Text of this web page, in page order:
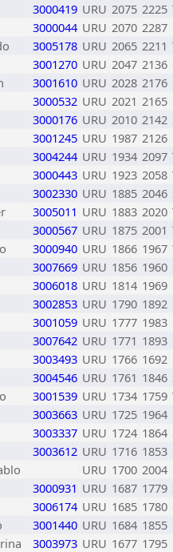
3000419 URU 2075 2225
3000044 URU 2070 2287
3005178 URU 2065 2211
3001270 URU 2047 2136
3001610 URU 2028 2176
3000532 URU 2021 2165
3000176 URU 2010 2142
3001245 URU 1987 2126
3004244 URU 1934 2097
3000443 URU 1923 2058
3002330 URU 1885 2046
3005011 URU 1883 2020
3000567 URU 1875 2001
3000940 URU 1866 1967
3007669 URU 1856 1960
3006018 URU 1814 1969
3002853 URU 1790 1892
3001059 URU 1777 1983
3007642 URU 1771 1893
3003493 URU 1766 1692
3004546 URU 1761 1846
3001539 URU 1734 1759
3003663 URU 1725 1964
3003337 URU 1724 1864
3003612 URU 1716 1853
URU 1700 2004
3000931 URU 1687 1779
3006174 URU 1685 1780
3001440 URU 1684 1855
3003973 URU 1677 1795